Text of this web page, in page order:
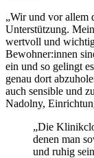
„Wir und vor allem
Unterstützung.
wertvoll und
Bewohner:innen
ein und so gelingt
genau dort
auch sensible und
Nadolny,
„Die
denen man
und ruhig